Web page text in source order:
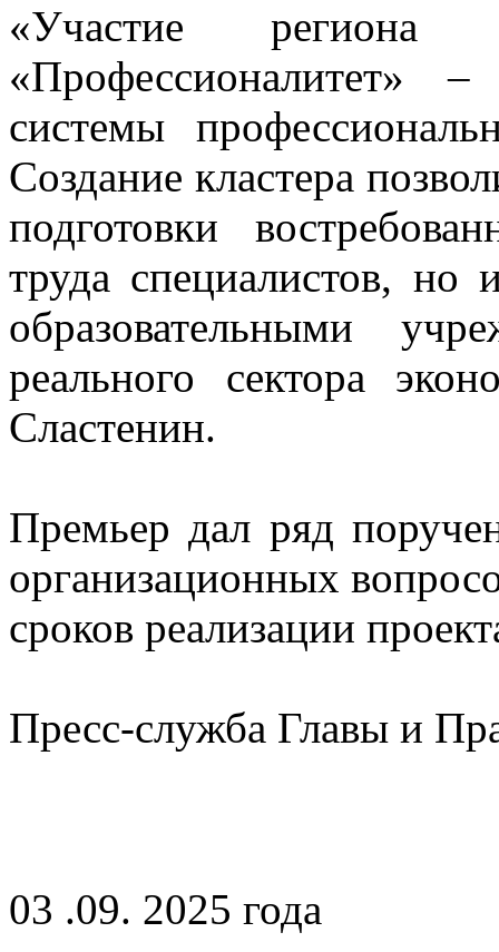
«Участие региона
«Профессионалитет»
системы
Создание кластера
подготовки
труда специалистов, но
образовательными
реального сектора
Сластенин.
Премьер дал ряд
организационных
сроков реализации
Пресс-служба Главы и
03 .09. 2025 года